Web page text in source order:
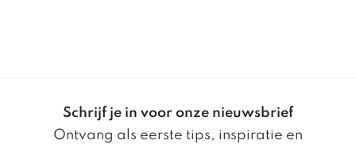
Schrijf je in voor onze nieuwsbrief
Ontvang als eerste tips, inspiratie en